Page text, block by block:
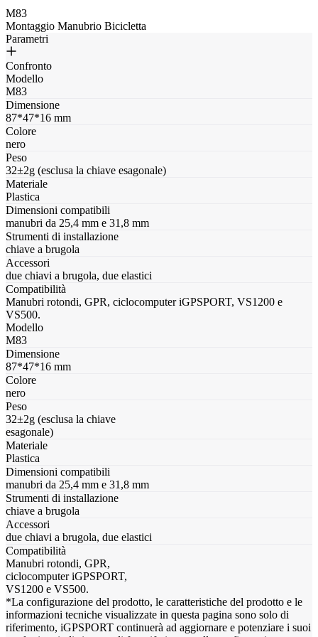
M83
Montaggio Manubrio Bicicletta
Parametri
Confronto
Modello
M83
Dimensione
87*47*16 mm
Colore
nero
Peso
32±2g (esclusa la chiave esagonale)
Materiale
Plastica
Dimensioni compatibili
manubri da 25,4 mm e 31,8 mm
Strumenti di installazione
chiave a brugola
Accessori
due chiavi a brugola, due elastici
Compatibilità
Manubri rotondi, GPR, ciclocomputer iGPSPORT, VS1200 e
VS500.
Modello
M83
Dimensione
87*47*16 mm
Colore
nero
Peso
32±2g (esclusa la chiave
esagonale)
Materiale
Plastica
Dimensioni compatibili
manubri da 25,4 mm e 31,8 mm
Strumenti di installazione
chiave a brugola
Accessori
due chiavi a brugola, due elastici
Compatibilità
Manubri rotondi, GPR,
ciclocomputer iGPSPORT,
VS1200 e VS500.
*La configurazione del prodotto, le caratteristiche del prodotto e le
informazioni tecniche visualizzate in questa pagina sono solo di
riferimento, iGPSPORT continuerà ad aggiornare e potenziare i suoi